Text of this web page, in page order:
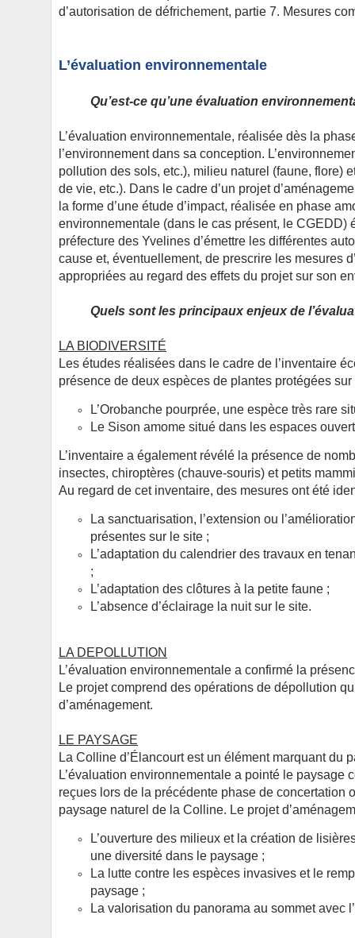
d’autorisation de défrichement, partie 7. Mesures
L’évaluation environnementale
Qu’est-ce qu’une évaluation
L’évaluation environnementale, réalisée dès la
l’environnement dans sa conception.
pollution des sols, etc.), milieu naturel (faune, flore)
de vie, etc.). Dans le cadre d’un projet
la forme d’une étude d’impact, réalisée en phase
environnementale (dans le cas présent, le CGEDD)
préfecture des Yvelines d’émettre les différentes
cause et, éventuellement, de prescrire les mesures
appropriées au regard des effets du projet sur son
Quels sont les principaux enjeux de
LA BIODIVERSITÉ
Les études réalisées dans le cadre de l’inventaire
présence de deux espèces de plantes protégées sur
L’Orobanche pourprée, une espèce très rare
Le Sison amome situé dans les espaces
L’inventaire a également révélé la présence de
insectes, chiroptères (chauve-souris) et petits
Au regard de cet inventaire, des mesures ont été
La sanctuarisation, l’extension ou
présentes sur le site ;
L’adaptation du calendrier des travaux en
;
L’adaptation des clôtures à la petite faune ;
L’absence d’éclairage la nuit sur le site.
LA DEPOLLUTION
L’évaluation environnementale a confirmé la
Le projet comprend des opérations de dépollution
d’aménagement.
LE PAYSAGE
La Colline d’Élancourt est un élément marquant
L’évaluation environnementale a pointé le
reçues lors de la précédente phase de concertation
paysage naturel de la Colline. Le projet
L’ouverture des milieux et la création de
une diversité dans le paysage ;
La lutte contre les espèces invasives et le
paysage ;
La valorisation du panorama au sommet avec